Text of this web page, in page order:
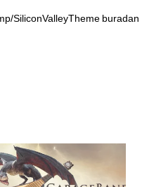
SiliconValleyTheme buradan